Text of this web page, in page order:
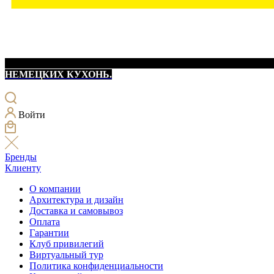
НЕМЕЦКИХ КУХОНЬ.
Войти
Бренды
Клиенту
О компании
Архитектура и дизайн
Доставка и самовывоз
Оплата
Гарантии
Клуб привилегий
Виртуальный тур
Политика конфиденциальности